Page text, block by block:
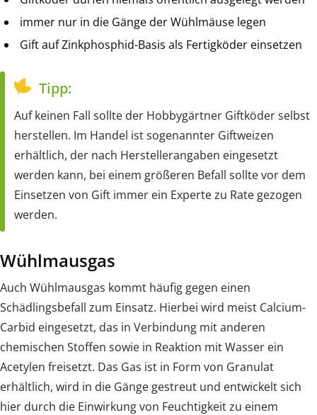
immer nur in die Gänge der Wühlmäuse legen
Gift auf Zinkphosphid-Basis als Fertigköder einsetzen
Tipp:
Auf keinen Fall sollte der Hobbygärtner Giftköder selbst
herstellen. Im Handel ist sogenannter Giftweizen
erhältlich, der nach Herstellerangaben eingesetzt
werden kann, bei einem größeren Befall sollte vor dem
Einsetzen von Gift immer ein Experte zu Rate gezogen
werden.
Wühlmausgas
Auch Wühlmausgas kommt häufig gegen einen
Schädlingsbefall zum Einsatz. Hierbei wird meist Calcium-
Carbid eingesetzt, das in Verbindung mit anderen
chemischen Stoffen sowie in Reaktion mit Wasser ein
Acetylen freisetzt. Das Gas ist in Form von Granulat
erhältlich, wird in die Gänge gestreut und entwickelt sich
hier durch die Einwirkung von Feuchtigkeit zu einem